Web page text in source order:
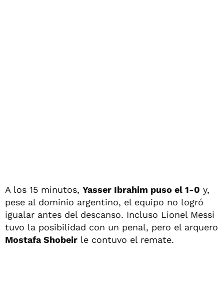
A los 15 minutos, Yasser Ibrahim puso el 1-0 y,
pese al dominio argentino, el equipo no logró
igualar antes del descanso. Incluso Lionel Messi
tuvo la posibilidad con un penal, pero el arquero
Mostafa Shobeir le contuvo el remate.